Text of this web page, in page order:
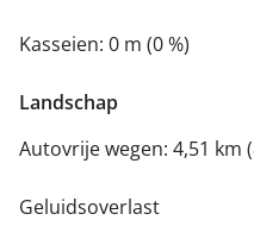
Kasseien: 0 m (0 %)
Landschap
Autovrije wegen: 4,51 km
Geluidsoverlast